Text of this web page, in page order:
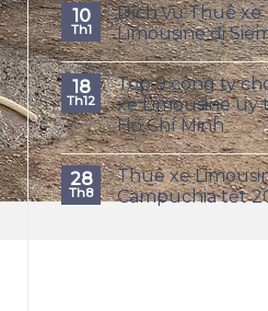
10
Th1
Dịch vụ Thuê xe
Limousine đi
18
Th12
Top 9 công ty
xe Limousine uy
Hồ Chí Minh
28
Th8
Thuê xe
Campuchia tết